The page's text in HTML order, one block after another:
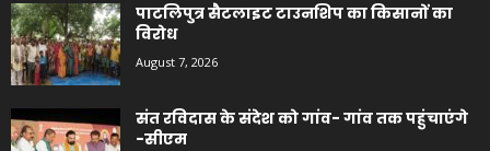
पाटलिपुत्र सैटलाइट टाउनशिप का किसानों का
विरोध
August 7, 2026
संत रविदास के संदेश को गांव- गांव तक पहुंचाएंगे
-सीएम